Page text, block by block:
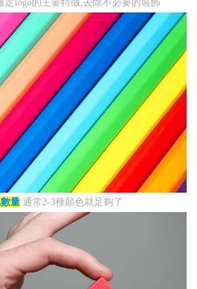
定logo的主要特徵,去除不必要的裝飾
量通常2-3種顏色就足夠了